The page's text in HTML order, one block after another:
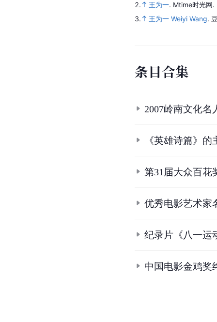
2.
王为一. Mtime时光网.
3.
王为一 Weiyi Wang.
条目合集
2007岭南文化名
《英雄诗篇》的
第31届大众百花
优秀电影艺术家
纪录片《八一运
中国电影金鸡奖